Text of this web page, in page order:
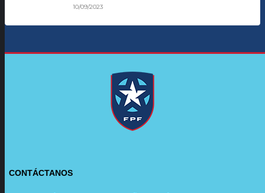
10/09/2023
CONTÁCTANOS